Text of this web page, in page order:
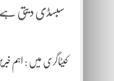
سبسڈی دیتی ہے، کے
کیٹاگری میں : اہم